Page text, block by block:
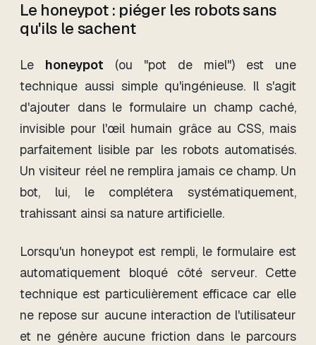
Le honeypot : piéger les robots sans
qu'ils le sachent
Le honeypot (ou "pot de miel") est une
technique aussi simple qu'ingénieuse. Il s'agit
d'ajouter dans le formulaire un champ caché,
invisible pour l'œil humain grâce au CSS, mais
parfaitement lisible par les robots automatisés.
Un visiteur réel ne remplira jamais ce champ. Un
bot, lui, le complétera systématiquement,
trahissant ainsi sa nature artificielle.
Lorsqu'un honeypot est rempli, le formulaire est
automatiquement bloqué côté serveur. Cette
technique est particulièrement efficace car elle
ne repose sur aucune interaction de l'utilisateur
et ne génère aucune friction dans le parcours